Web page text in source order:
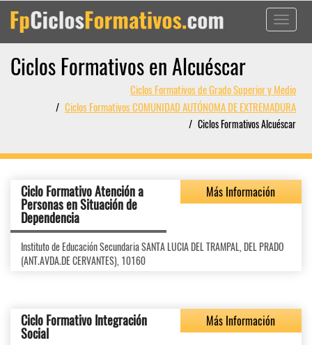
Toggle
Ciclos Formativos en Alcuéscar
Ciclos Formativos de Grado Superior y Medio
Ciclos Formativos COMUNIDAD AUTÓNOMA DE EXTREMADURA
Ciclos Formativos Alcuéscar
Ciclo Formativo Atención a
Personas en Situación de
Dependencia
Más Información
Instituto de Educación Secundaria SANTA LUCIA DEL TRAMPAL, DEL PRADO
(ANT.AVDA.DE CERVANTES), 10160
Ciclo Formativo Integración
Social
Más Información